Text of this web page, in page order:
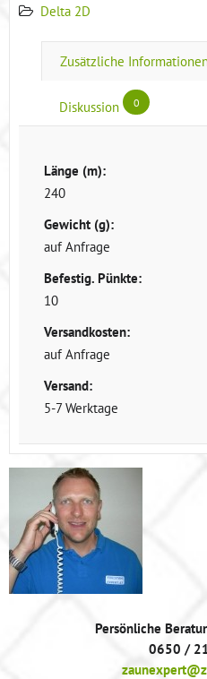
Delta 2D
Zusätzliche
Diskussion 0
Länge (m):
240
Gewicht (g):
auf Anfrage
Befestig. Pünkte:
10
Versandkosten:
auf Anfrage
Versand:
5-7 Werktage
Persönliche
0650 /